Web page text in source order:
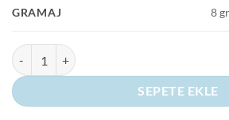
GRAMAJ 8 gr
Kalem Parfüm 30 ml Plastik Şişeyi
SEPETE EKLE